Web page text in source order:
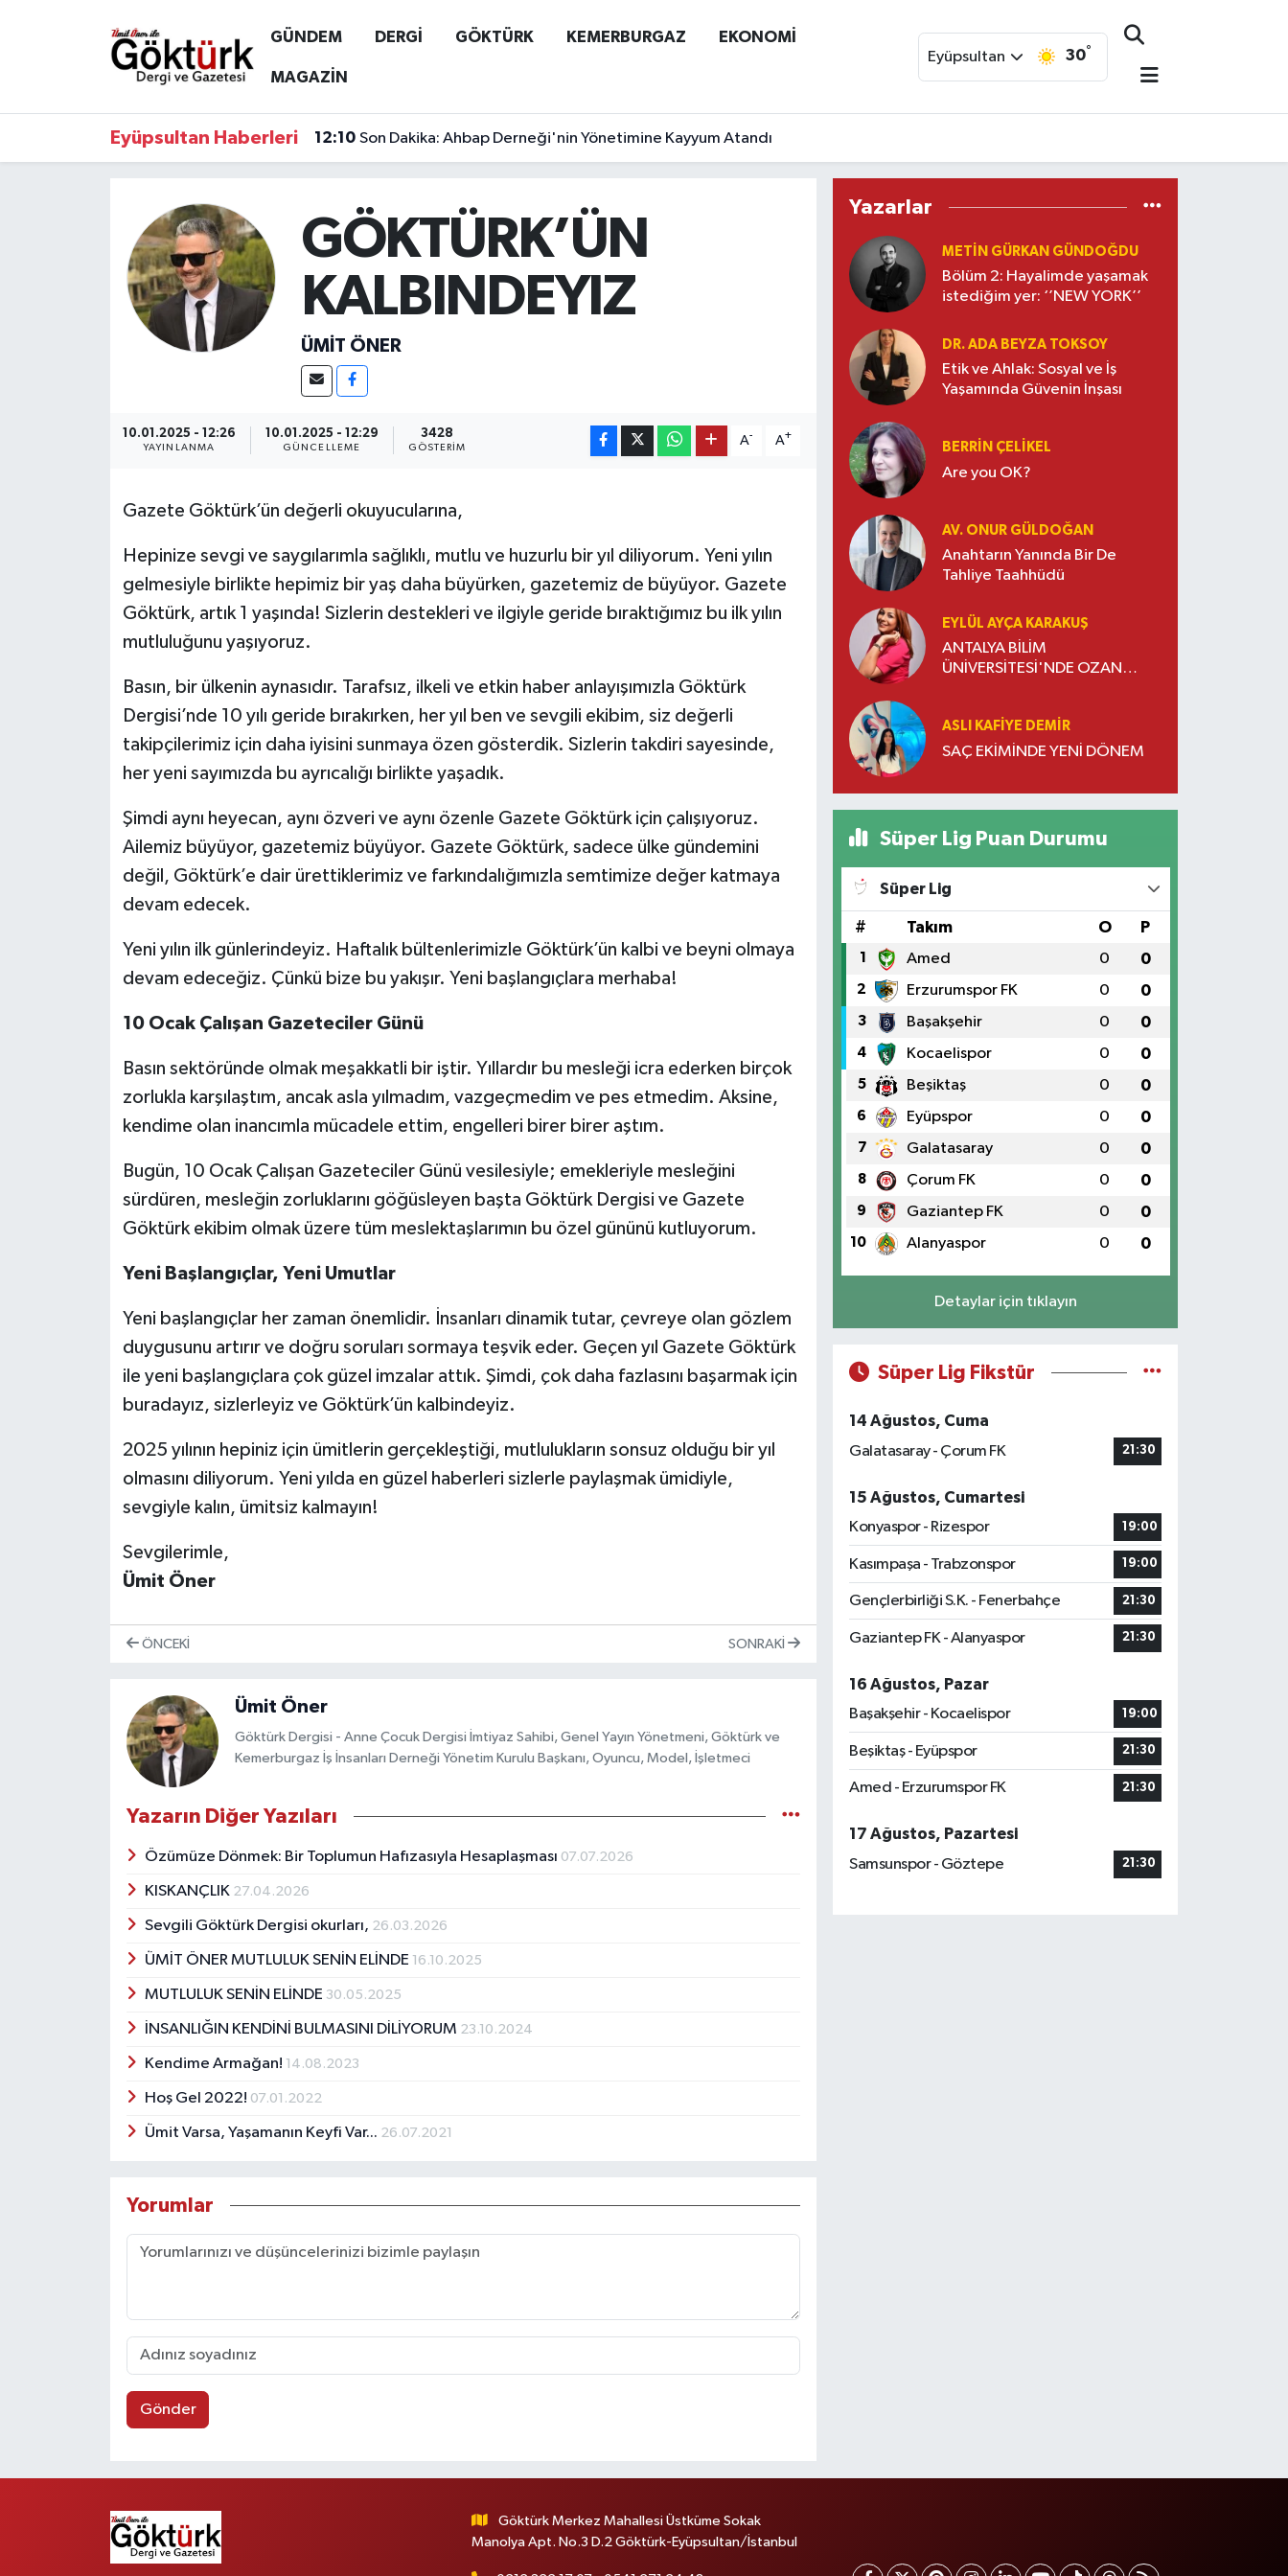
GÜNDEM DERGİ GÖKTÜRK KEMERBURGAZ EKONOMİ
MAGAZİN
Eyüpsultan 30°
Eyüpsultan Haberleri 12:10 Son Dakika: Ahbap Derneği'nin Yönetimine Kayyum Atandı
GÖKTÜRK’ÜN
KALBINDEYIZ
ÜMIT ÖNER
10.01.2025 - 12:26
YAYINLANMA
10.01.2025 - 12:29
GÜNCELLEME
3428
GÖSTERIM
A- A+
Gazete Göktürk’ün değerli okuyucularına,
Hepinize sevgi ve saygılarımla sağlıklı, mutlu ve huzurlu bir yıl diliyorum. Yeni yılın
gelmesiyle birlikte hepimiz bir yaş daha büyürken, gazetemiz de büyüyor. Gazete
Göktürk, artık 1 yaşında! Sizlerin destekleri ve ilgiyle geride bıraktığımız bu ilk yılın
mutluluğunu yaşıyoruz.
Basın, bir ülkenin aynasıdır. Tarafsız, ilkeli ve etkin haber anlayışımızla Göktürk
Dergisi’nde 10 yılı geride bırakırken, her yıl ben ve sevgili ekibim, siz değerli
takipçilerimiz için daha iyisini sunmaya özen gösterdik. Sizlerin takdiri sayesinde,
her yeni sayımızda bu ayrıcalığı birlikte yaşadık.
Şimdi aynı heyecan, aynı özveri ve aynı özenle Gazete Göktürk için çalışıyoruz.
Ailemiz büyüyor, gazetemiz büyüyor. Gazete Göktürk, sadece ülke gündemini
değil, Göktürk’e dair ürettiklerimiz ve farkındalığımızla semtimize değer katmaya
devam edecek.
Yeni yılın ilk günlerindeyiz. Haftalık bültenlerimizle Göktürk’ün kalbi ve beyni olmaya
devam edeceğiz. Çünkü bize bu yakışır. Yeni başlangıçlara merhaba!
10 Ocak Çalışan Gazeteciler Günü
Basın sektöründe olmak meşakkatli bir iştir. Yıllardır bu mesleği icra ederken birçok
zorlukla karşılaştım, ancak asla yılmadım, vazgeçmedim ve pes etmedim. Aksine,
kendime olan inancımla mücadele ettim, engelleri birer birer aştım.
Bugün, 10 Ocak Çalışan Gazeteciler Günü vesilesiyle; emekleriyle mesleğini
sürdüren, mesleğin zorluklarını göğüsleyen başta Göktürk Dergisi ve Gazete
Göktürk ekibim olmak üzere tüm meslektaşlarımın bu özel gününü kutluyorum.
Yeni Başlangıçlar, Yeni Umutlar
Yeni başlangıçlar her zaman önemlidir. İnsanları dinamik tutar, çevreye olan gözlem
duygusunu artırır ve doğru soruları sormaya teşvik eder. Geçen yıl Gazete Göktürk
ile yeni başlangıçlara çok güzel imzalar attık. Şimdi, çok daha fazlasını başarmak için
buradayız, sizlerleyiz ve Göktürk’ün kalbindeyiz.
2025 yılının hepiniz için ümitlerin gerçekleştiği, mutlulukların sonsuz olduğu bir yıl
olmasını diliyorum. Yeni yılda en güzel haberleri sizlerle paylaşmak ümidiyle,
sevgiyle kalın, ümitsiz kalmayın!
Sevgilerimle,
Ümit Öner
ÖNCEKI SONRAKI
Ümit Öner
Göktürk Dergisi - Anne Çocuk Dergisi İmtiyaz Sahibi, Genel Yayın Yönetmeni, Göktürk ve
Kemerburgaz İş İnsanları Derneği Yönetim Kurulu Başkanı, Oyuncu, Model, İşletmeci
Yazarın Diğer Yazıları
Özümüze Dönmek: Bir Toplumun Hafızasıyla Hesaplaşması 07.07.2026
KISKANÇLIK 27.04.2026
Sevgili Göktürk Dergisi okurları, 26.03.2026
ÜMİT ÖNER MUTLULUK SENİN ELİNDE 16.10.2025
MUTLULUK SENİN ELİNDE 30.05.2025
İNSANLIĞIN KENDİNİ BULMASINI DİLİYORUM 23.10.2024
Kendime Armağan! 14.08.2023
Hoş Gel 2022! 07.01.2022
Ümit Varsa, Yaşamanın Keyfi Var... 26.07.2021
Yorumlar
Gönder
Yazarlar
METIN GÜRKAN GÜNDOĞDU
Bölüm 2: Hayalimde yaşamak
istediğim yer: ‘’NEW YORK’’
DR. ADA BEYZA TOKSOY
Etik ve Ahlak: Sosyal ve İş
Yaşamında Güvenin İnşası
BERRIN ÇELIKEL
Are you OK?
AV. ONUR GÜLDOĞAN
Anahtarın Yanında Bir De
Tahliye Taahhüdü
EYLÜL AYÇA KARAKUŞ
ANTALYA BİLİM
ÜNİVERSİTESİ'NDE OZAN
ASLI KAFIYE DEMIR
SAÇ EKİMİNDE YENİ DÖNEM
Süper Lig Puan Durumu
Süper Lig
# Takım O P
1 Amed 0 0
2 Erzurumspor FK 0 0
3 Başakşehir 0 0
4 Kocaelispor 0 0
5 Beşiktaş 0 0
6 Eyüpspor 0 0
7 Galatasaray 0 0
8 Çorum FK 0 0
9 Gaziantep FK 0 0
10 Alanyaspor 0 0
Detaylar için tıklayın
Süper Lig Fikstür
14 Ağustos, Cuma
Galatasaray - Çorum FK
21:30
15 Ağustos, Cumartesi
Konyaspor - Rizespor
19:00
Kasımpaşa - Trabzonspor 19:00
Gençlerbirliği S.K. - Fenerbahçe 21:30
Gaziantep FK - Alanyaspor 21:30
16 Ağustos, Pazar
Başakşehir - Kocaelispor
19:00
Beşiktaş - Eyüpspor 21:30
Amed - Erzurumspor FK 21:30
17 Ağustos, Pazartesi
Samsunspor - Göztepe
21:30
Göktürk Merkez Mahallesi Üstküme Sokak
Manolya Apt. No.3 D.2 Göktürk-Eyüpsultan/İstanbul
Anne Çocuk
KÜLTÜR - SANAT
MAGAZİN
ÖZEL HABER
Eyüpsultan Hava Durumu
Tüm Manşetler
Son Dakika Haberleri
Haber Arşivi